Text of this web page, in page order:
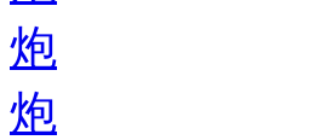
炮
炮